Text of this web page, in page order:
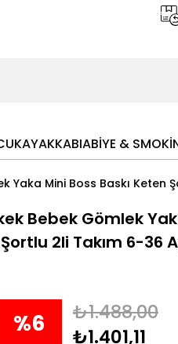
AYAKKABIABİYE &
Yaka Mini Boss Baskı Keten
Bebek Gömlek
2li Takım 6-36
%6
₺1.488,00
₺1.401,11